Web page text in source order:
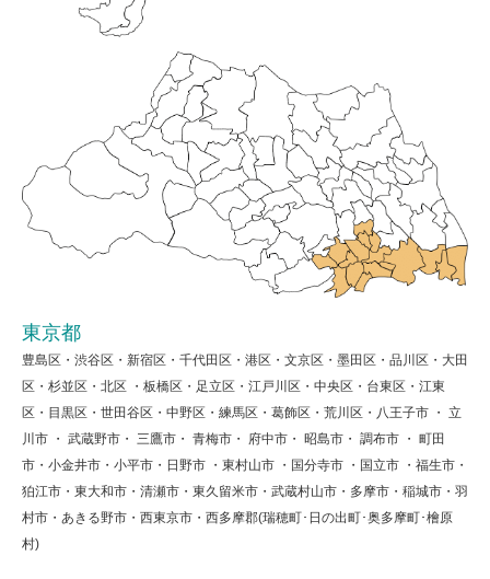
東京都
豊島区・渋谷区・新宿区・千代田区・港区・文京区・墨田区・品川区・大田
区・杉並区・北区 ・板橋区・足立区・江戸川区・中央区・台東区・江東
区・目黒区・世田谷区・中野区・練馬区・葛飾区・荒川区・八王子市 ・ 立
川市 ・ 武蔵野市・ 三鷹市・ 青梅市・ 府中市・ 昭島市・ 調布市 ・ 町田
市・小金井市・小平市・日野市 ・東村山市 ・国分寺市 ・国立市 ・福生市・
狛江市・東大和市・清瀬市・東久留米市・武蔵村山市・多摩市・稲城市・羽
村市・あきる野市・西東京市・西多摩郡(瑞穂町･日の出町･奥多摩町･檜原
村)